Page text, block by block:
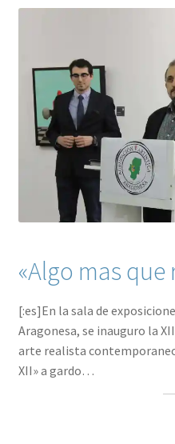
«Algo mas
[:es]En la sala de
Aragonesa, se inauguro la
arte realista
XII» a gardo…